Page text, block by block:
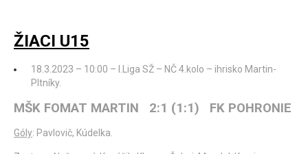
ŽIACI U15
18.3.2023 – 10:00 – I.Liga SŽ – NČ 4.kolo – ihrisko Martin-
Pltníky.
MŠK FOMAT MARTIN 2:1 (1:1) FK POHRONIE
Góly: Pavlovič, Kúdelka.